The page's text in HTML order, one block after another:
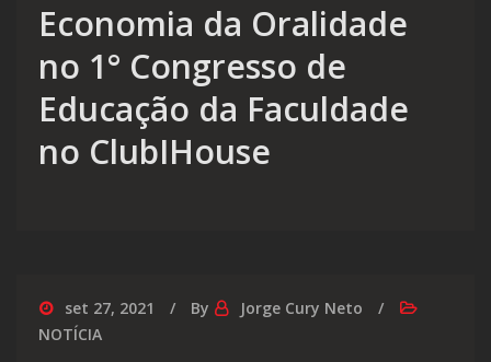
Economia da Oralidade
no 1° Congresso de
Educação da Faculdade
no ClubIHouse
set 27, 2021 By
Jorge Cury Neto
NOTÍCIA